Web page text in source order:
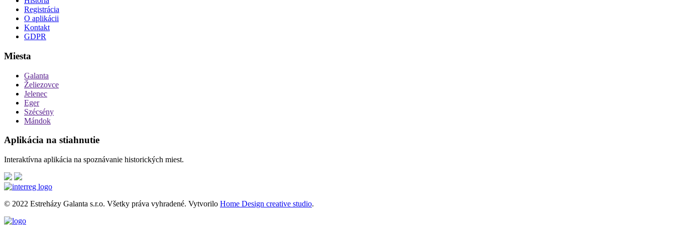
Registrácia
O aplikácii
Kontakt
GDPR
Miesta
Galanta
Želiezovce
Jelenec
Eger
Szécsény
Mándok
Aplikácia na stiahnutie
Interaktívna aplikácia na spoznávanie historických miest.
© 2022 Estreházy Galanta s.r.o. Všetky práva vyhradené. Vytvorilo Home Design creative studio.